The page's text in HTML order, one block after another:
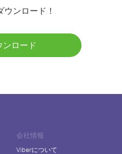
ウンロード！
ンロード
会社情報
Viberについて